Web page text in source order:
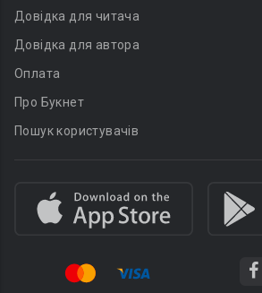
Довідка для читача
Довідка для автора
Оплата
Про Букнет
Пошук користувачів